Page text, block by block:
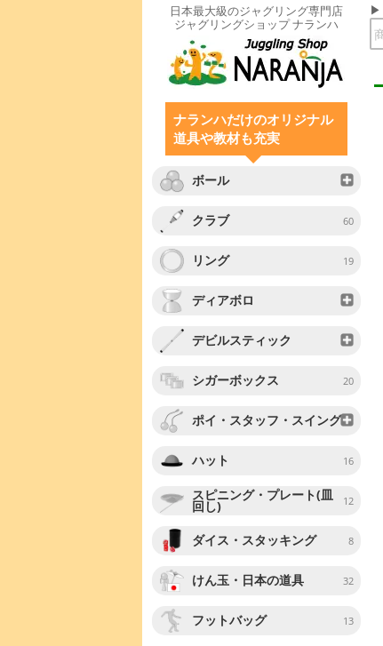
日本最大級のジャグリング専門店
ジャグリングショップ ナランハ
ナランハだけのオリジナル
道具や教材も充実
ボール
クラブ 60
リング 19
ディアボロ
デビルスティック
シガーボックス 20
ポイ・スタッフ・スイング
ハット 16
スピニング・プレート(皿
回し) 12
ダイス・スタッキング 8
けん玉・日本の道具 32
フットバッグ 13